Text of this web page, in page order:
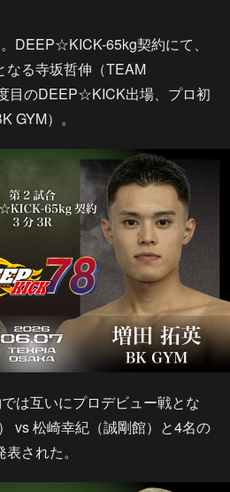
DEEP☆KICK-65kg契約にて、
なる寺坂哲伸（TEAM
目のDEEP☆KICK出場、プロ初
GYM）。
は互いにプロデビュー戦とな
vs 松崎幸紀（誠剛館）と4名の
された。